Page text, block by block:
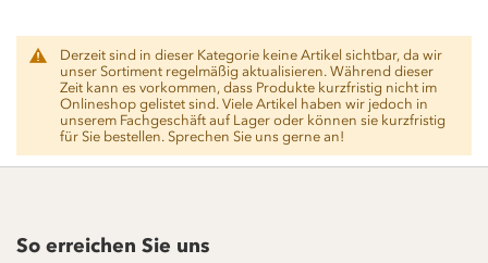
Derzeit sind in dieser Kategorie keine Artikel sichtbar, da wir
unser Sortiment regelmäßig aktualisieren. Während dieser
Zeit kann es vorkommen, dass Produkte kurzfristig nicht im
Onlineshop gelistet sind. Viele Artikel haben wir jedoch in
unserem Fachgeschäft auf Lager oder können sie kurzfristig
für Sie bestellen. Sprechen Sie uns gerne an!
So erreichen Sie uns